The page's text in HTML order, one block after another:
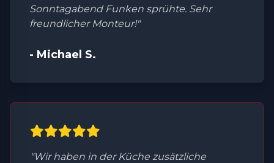
Sonntagabend Funken sprühte. Sehr
freundlicher Monteur!"
- Michael S.
"Wir haben in der Küche zusätzliche